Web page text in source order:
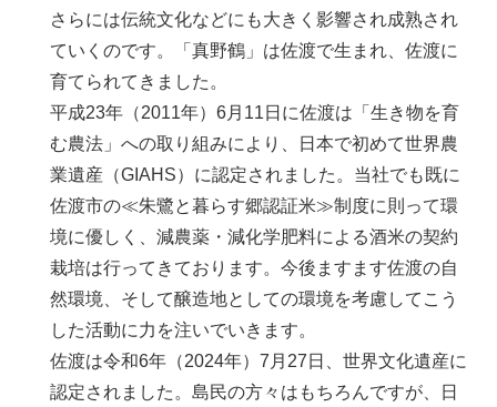
さらには伝統文化などにも大きく影響され成熟され
ていくのです。「真野鶴」は佐渡で生まれ、佐渡に
育てられてきました。
平成23年（2011年）6月11日に佐渡は「生き物を育
む農法」への取り組みにより、日本で初めて世界農
業遺産（GIAHS）に認定されました。当社でも既に
佐渡市の≪朱鷺と暮らす郷認証米≫制度に則って環
境に優しく、減農薬・減化学肥料による酒米の契約
栽培は行ってきております。今後ますます佐渡の自
然環境、そして醸造地としての環境を考慮してこう
した活動に力を注いでいきます。
佐渡は令和6年（2024年）7月27日、世界文化遺産に
認定されました。島民の方々はもちろんですが、日